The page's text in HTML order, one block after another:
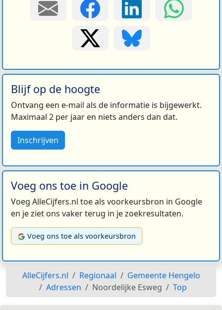
Blijf op de hoogte
Ontvang een e-mail als de informatie is bijgewerkt.
Maximaal 2 per jaar en niets anders dan dat.
Inschrijven
Voeg ons toe in Google
Voeg AlleCijfers.nl toe als voorkeursbron in Google
en je ziet ons vaker terug in je zoekresultaten.
Voeg ons toe als voorkeursbron
AlleCijfers.nl Regionaal
Gemeente Hengelo
Adressen
Noordelijke Esweg Top